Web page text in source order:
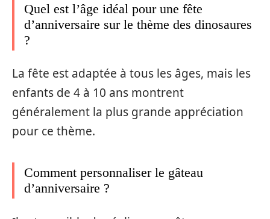
Quel est l’âge idéal pour une fête
d’anniversaire sur le thème des dinosaures
?
La fête est adaptée à tous les âges, mais les
enfants de 4 à 10 ans montrent
généralement la plus grande appréciation
pour ce thème.
Comment personnaliser le gâteau
d’anniversaire ?